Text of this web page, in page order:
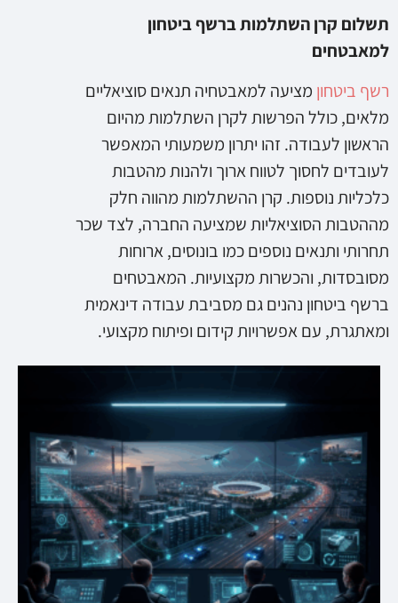
תשלום קרן השתלמות ברשף ביטחון
למאבטחים
רשף ביטחון מציעה למאבטחיה תנאים סוציאליים
מלאים, כולל הפרשות לקרן השתלמות מהיום
הראשון לעבודה. זהו יתרון משמעותי המאפשר
לעובדים לחסוך לטווח ארוך ולהנות מהטבות
כלכליות נוספות. קרן ההשתלמות מהווה חלק
מההטבות הסוציאליות שמציעה החברה, לצד שכר
תחרותי ותנאים נוספים כמו בונוסים, ארוחות
מסובסדות, והכשרות מקצועיות. המאבטחים
ברשף ביטחון נהנים גם מסביבת עבודה דינאמית
ומאתגרת, עם אפשרויות קידום ופיתוח מקצועי.